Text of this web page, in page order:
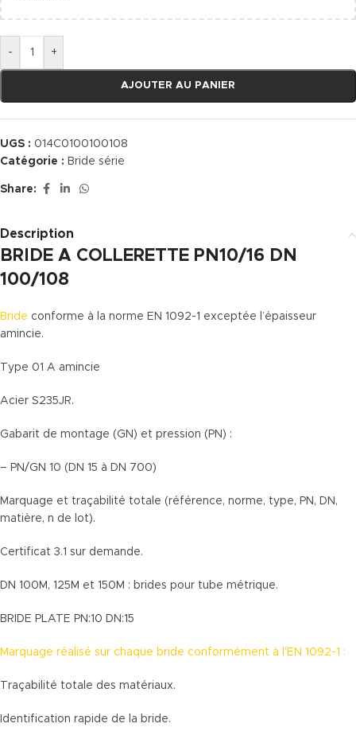
- +
AJOUTER AU PANIER
UGS : 014C0100100108
Catégorie : Bride série
Share:
Description
BRIDE A COLLERETTE PN10/16 DN
100/108
Bride conforme à la norme EN 1092-1 exceptée l’épaisseur
amincie.
Type 01 A amincie
Acier S235JR.
Gabarit de montage (GN) et pression (PN) :
– PN/GN 10 (DN 15 à DN 700)
Marquage et traçabilité totale (référence, norme, type, PN, DN,
matière, n de lot).
Certificat 3.1 sur demande.
DN 100M, 125M et 150M : brides pour tube métrique.
BRIDE PLATE PN:10 DN:15
Marquage réalisé sur chaque bride conformément à l’EN 1092-1 :
Traçabilité totale des matériaux.
Identification rapide de la bride.